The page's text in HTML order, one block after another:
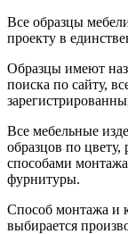
Все образцы
проекту в
Образцы имеют
поиска по сайту,
Все мебельные
образцов по
способами
фурнитуры.
Способ монтажа и
выбирается